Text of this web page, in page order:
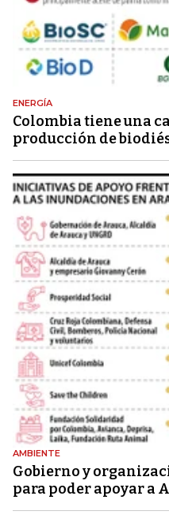
ENERGÍA
Colombia tiene una
producción de
AMBIENTE
Gobierno y
para poder apoyar a